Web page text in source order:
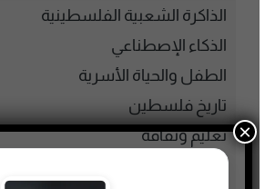
الذاكرة الشعبية الفلسطينية
الذكاء الإصطناعي
الطفل والحياة الأسرية
تاريخ فلسطين
تعليم وثقافة
تكنولوجيا وتقنية
×